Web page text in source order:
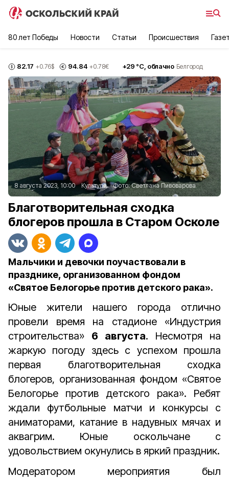
80 лет Победы Новости Статьи Происшествия
82.17 +0.76$ 94.84 +0.78€ +29 °С, облачно Белгород
8 августа 2023, 10:00 Культура Фото:Светлана Пивоварова
Благотворительная сходка
блогеров прошла в Старом Осколе
Мальчики и девочки поучаствовали в
празднике, организованном фондом
«Святое Белогорье против детского рака».
Юные жители нашего города отлично
провели время на стадионе «Индустрия
строительства» 6 августа. Несмотря на
жаркую погоду здесь с успехом прошла
первая благотворительная сходка
блогеров, организованная фондом «Святое
Белогорье против детского рака». Ребят
ждали футбольные матчи и конкурсы с
аниматорами, катание в надувных мячах и
аквагрим. Юные оскольчане с
удовольствием окунулись в яркий праздник.
Модератором мероприятия был